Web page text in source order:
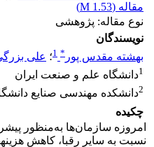
مقاله (1.53 M
)
نوع مقاله: پژوهشی
نویسندگان
بهشته مقدس پور *
1؛ علی
1دانشگاه علم و صنعت ایران
2دانشکده مهندسی صنایع
چکیده
امروزه سازمان‌ها به‌منظور
نسبت به سایر رقبا، کاهش